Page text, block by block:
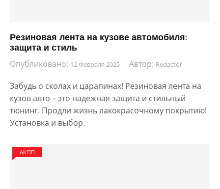
Резиновая лента на кузове автомобиля:
защита и стиль
Опубликовано: 12 Февраля 2025 Автор: Redactor
Забудь о сколах и царапинах! Резиновая лента на
кузов авто – это надежная защита и стильный
тюнинг. Продли жизнь лакокрасочному покрытию!
Установка и выбор.
АКПП